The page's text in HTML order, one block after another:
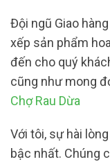
Đội ngũ Giao
xếp sản phẩm
đến cho quý
cũng như mong
Chợ Rau Dừa
Với tôi, sự hài
bậc nhất. Chúng